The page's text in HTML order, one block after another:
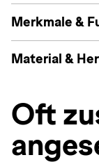
Merkmale &
Material &
Oft